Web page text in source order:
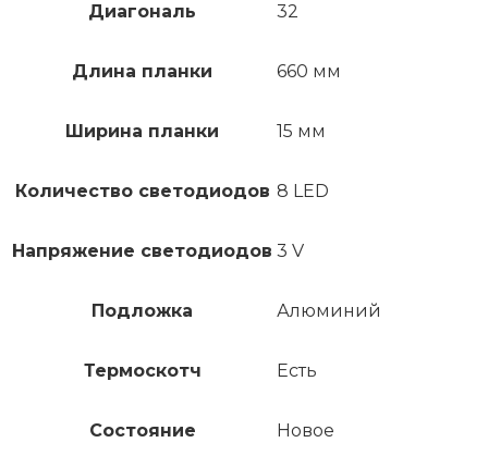
Диагональ 32
Длина планки 660 мм
Ширина планки 15 мм
Количество светодиодов 8 LED
Напряжение светодиодов 3 V
Подложка Алюминий
Термоскотч Есть
Состояние Новое